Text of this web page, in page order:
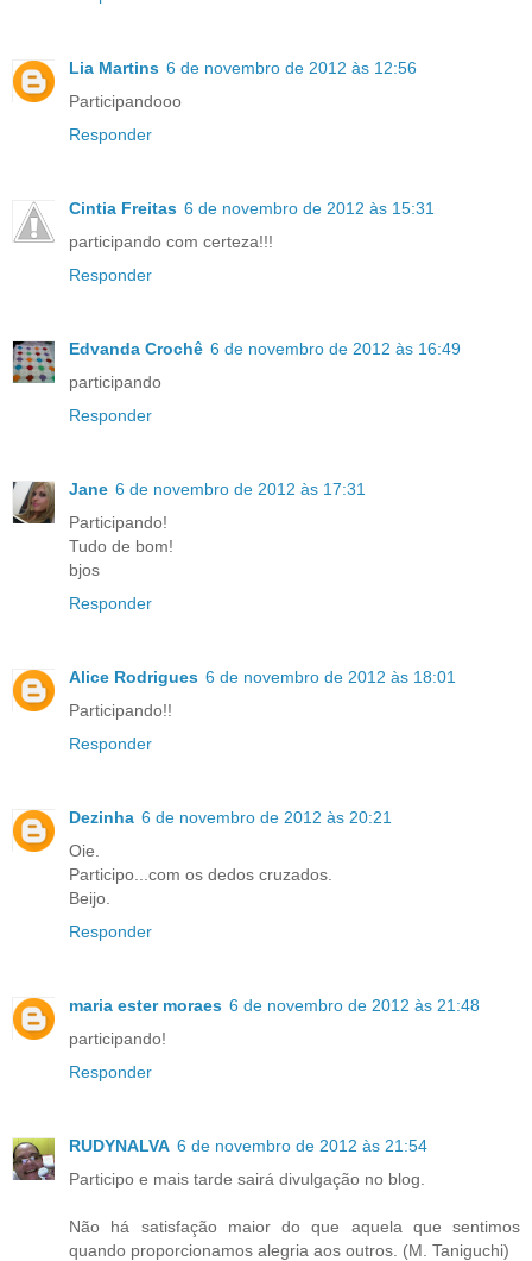
Lia Martins 6 de novembro de 2012 às 12:56
Participandooo
Responder
Cintia Freitas 6 de novembro de 2012 às 15:31
participando com certeza!!!
Responder
Edvanda Crochê 6 de novembro de 2012 às 16:49
participando
Responder
Jane 6 de novembro de 2012 às 17:31
Participando!
Tudo de bom!
bjos
Responder
Alice Rodrigues 6 de novembro de 2012 às 18:01
Participando!!
Responder
Dezinha 6 de novembro de 2012 às 20:21
Oie.
Participo...com os dedos cruzados.
Beijo.
Responder
maria ester moraes 6 de novembro de 2012 às 21:48
participando!
Responder
RUDYNALVA 6 de novembro de 2012 às 21:54
Participo e mais tarde sairá divulgação no blog.
Não há satisfação maior do que aquela que sentimos
quando proporcionamos alegria aos outros. (M. Taniguchi)